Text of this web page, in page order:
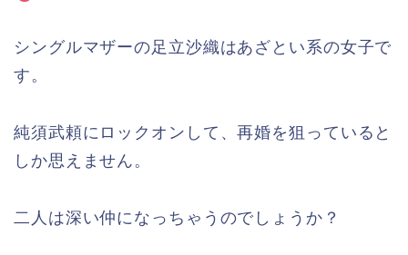
シングルマザーの足立沙織はあざとい系の女子で
す。
純須武頼にロックオンして、再婚を狙っていると
しか思えません。
二人は深い仲になっちゃうのでしょうか？